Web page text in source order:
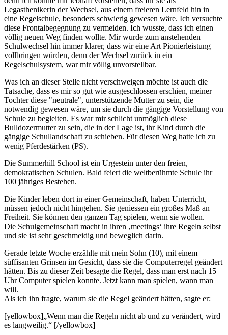
Legasthenikerin der Wechsel, aus einem freieren Lernfeld hin in
eine Regelschule, besonders schwierig gewesen wäre. Ich versuchte
diese Frontalbegegnung zu vermeiden. Ich wusste, dass ich einen
völlig neuen Weg finden wollte. Mir wurde zum anstehenden
Schulwechsel hin immer klarer, dass wir eine Art Pionierleistung
vollbringen würden, denn der Wechsel zurück in ein
Regelschulsystem, war mir völlig unvorstellbar.
Was ich an dieser Stelle nicht verschweigen möchte ist auch die
Tatsache, dass es mir so gut wie ausgeschlossen erschien, meiner
Tochter diese "neutrale", unterstützende Mutter zu sein, die
notwendig gewesen wäre, um sie durch die gängige Vorstellung von
Schule zu begleiten. Es war mir schlicht unmöglich diese
Bulldozermutter zu sein, die in der Lage ist, ihr Kind durch die
gängige Schullandschaft zu schieben. Für diesen Weg hatte ich zu
wenig Pferdestärken (PS).
Die Summerhill School ist ein Urgestein unter den freien,
demokratischen Schulen. Bald feiert die weltberühmte Schule ihr
100 jähriges Bestehen.
Die Kinder leben dort in einer Gemeinschaft, haben Unterricht,
müssen jedoch nicht hingehen. Sie geniessen ein großes Maß an
Freiheit. Sie können den ganzen Tag spielen, wenn sie wollen.
Die Schulgemeinschaft macht in ihren ‚meetings‘ ihre Regeln selbst
und sie ist sehr geschmeidig und beweglich darin.
Gerade letzte Woche erzählte mit mein Sohn (10), mit einem
süffisanten Grinsen im Gesicht, dass sie die Computerregel geändert
hätten. Bis zu dieser Zeit besagte die Regel, dass man erst nach 15
Uhr Computer spielen konnte. Jetzt kann man spielen, wann man
will.
Als ich ihn fragte, warum sie die Regel geändert hätten, sagte er:
[yellowbox]„Wenn man die Regeln nicht ab und zu verändert, wird
es langweilig.“ [/yellowbox]